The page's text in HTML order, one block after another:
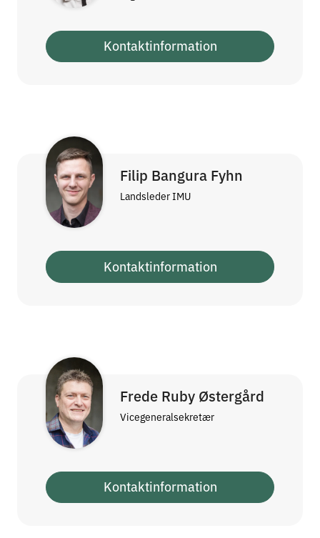
Kontaktinformation
Filip Bangura Fyhn
Landsleder IMU
Kontaktinformation
Frede Ruby Østergård
Vicegeneralsekretær
Kontaktinformation